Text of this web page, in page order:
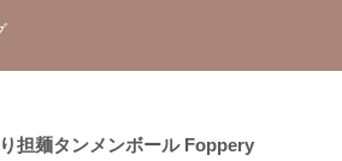
担麺タンメンボール Foppery